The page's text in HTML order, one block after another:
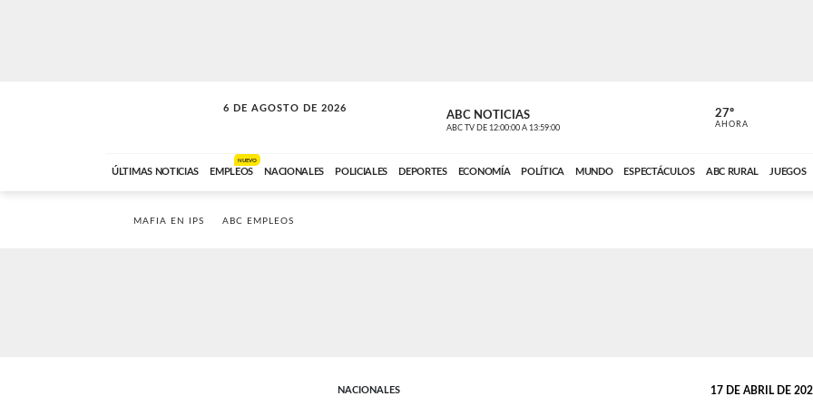
6 DE AGOSTO DE 2026
A DE LA TARDE ABC NOTICIAS
ABC TV DE 12:00:00 A 13:59:00 ABC CARDINAL
27º
AHORA
ÚLTIMAS NOTICIAS EMPLEOS
NUEVO
NACIONALES POLICIALES DEPORTES ECONOMÍA POLÍTICA MUNDO ESPECTÁCULOS ABC RURAL JUEGOS
MAFIA EN IPS ABC EMPLEOS
NACIONALES 17 DE ABRIL DE